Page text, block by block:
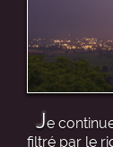
Je
filtré par le